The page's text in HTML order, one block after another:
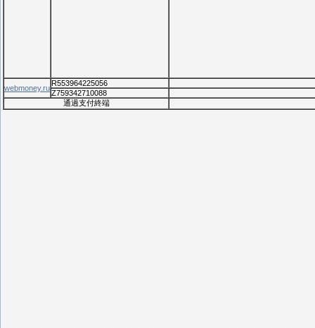
webmoney.ru
R553964225056
Z759342710088
通過支付終端